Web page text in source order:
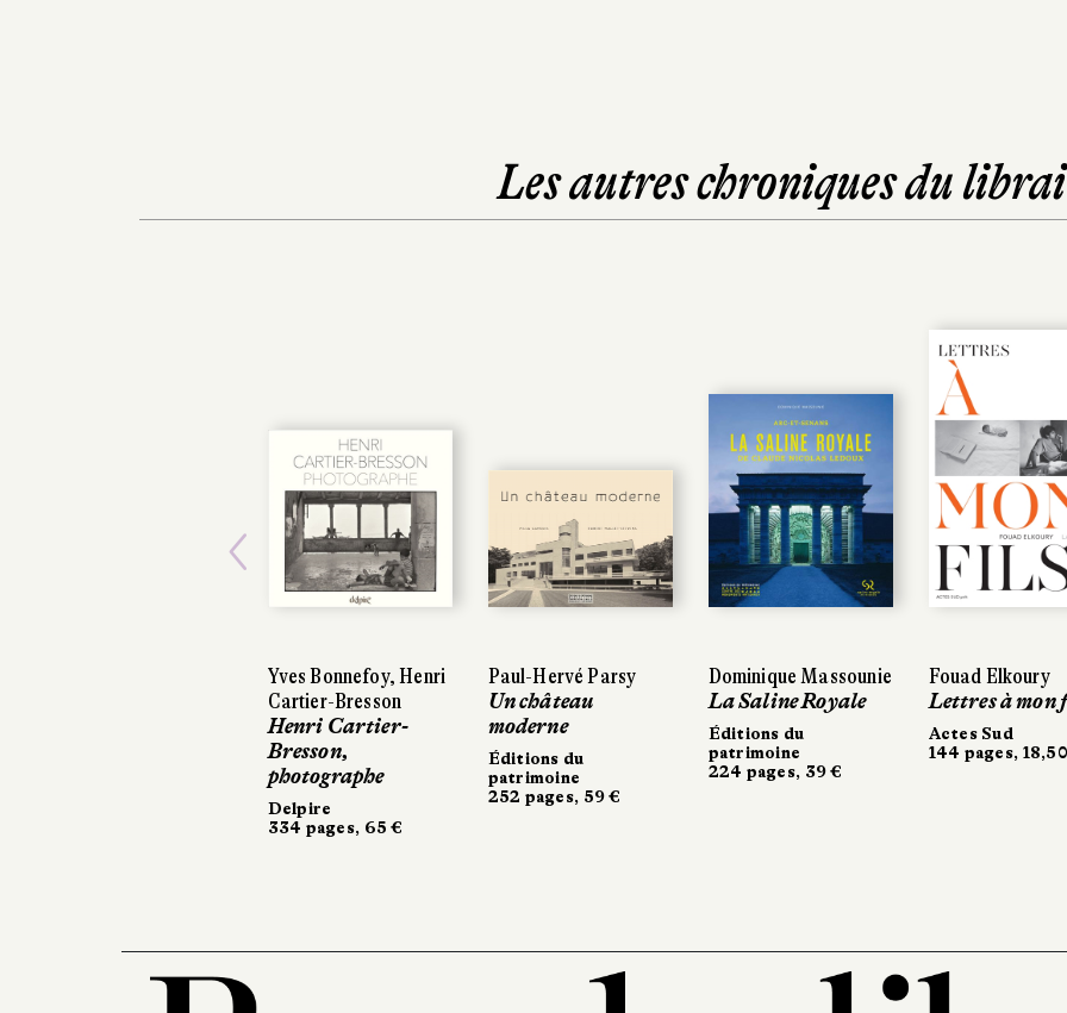
Les autres chroniques du
Yves Bonnefoy, Henri
Cartier-Bresson
Henri Cartier-
Bresson,
photographe
Delpire
334 pages, 65 €
Paul-Hervé Parsy
Un château
moderne
Éditions du
patrimoine
252 pages, 59 €
Dominique Massounie
La Saline Royale
Éditions du
patrimoine
224 pages, 39 €
Fouad Elkoury
Lettres à mon
Actes Sud
144 pages,
Previous